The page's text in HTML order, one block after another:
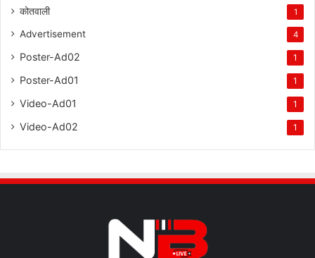
कोतवाली 1
Advertisement 4
Poster-Ad02 1
Poster-Ad01 1
Video-Ad01 1
Video-Ad02 1